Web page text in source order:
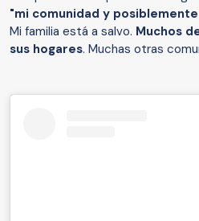
"mi comunidad y
Mi familia está a salvo. Muchos
sus hogares. Muchas otras